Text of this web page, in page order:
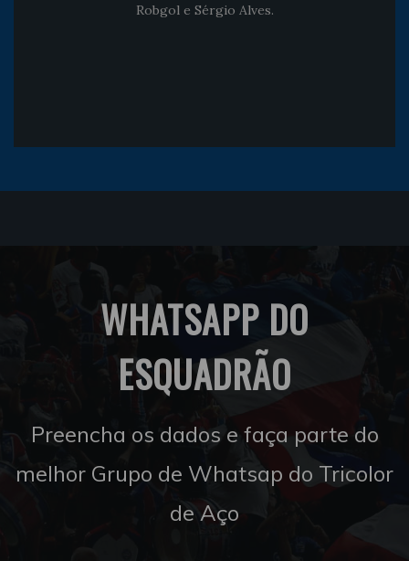
Robgol e Sérgio Alves.
WHATSAPP DO
ESQUADRÃO
Preencha os dados e faça parte do
melhor Grupo de Whatsap do Tricolor
de Aço